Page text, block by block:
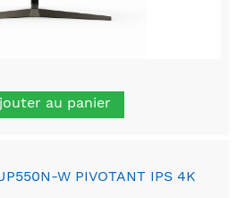
au panier
W PIVOTANT IPS 4K